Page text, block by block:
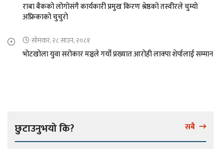
राबा बैकको लोगोसंगै कार्यकारी प्रमुख किरण श्रेष्ठको तस्वीरले चुम्यो
अफ्रिकाको चुचुरो
सोमवार, २८ साउन, २०८१
भोटखोला युवा सरोकार मञ्चले गर्यो प्रख्यात आरोही लाक्पा शेर्पालाई सम्मान
छुटाउनुभयो कि? सबै